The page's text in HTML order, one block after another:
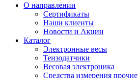
О направлении
Сертификаты
Наши клиенты
Новости и Акции
Каталог
Электронные весы
Тензодатчики
Весовая электроника
Средства измерения прочие